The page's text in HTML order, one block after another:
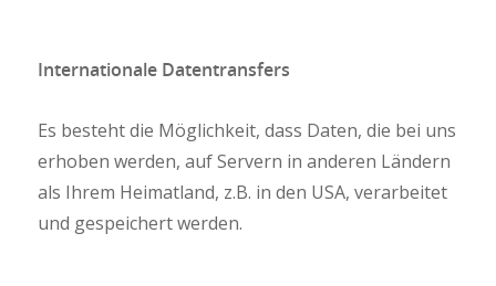
Internationale Datentransfers
Es besteht die Möglichkeit, dass Daten, die bei uns
erhoben werden, auf Servern in anderen Ländern
als Ihrem Heimatland, z.B. in den USA, verarbeitet
und gespeichert werden.